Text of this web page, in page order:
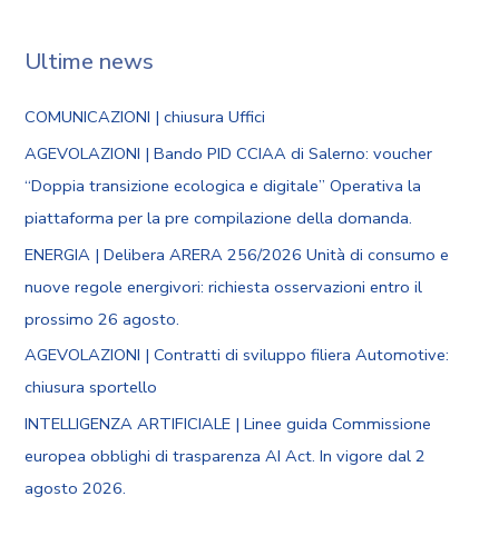
Ultime news
COMUNICAZIONI | chiusura Uffici
AGEVOLAZIONI | Bando PID CCIAA di Salerno: voucher
“Doppia transizione ecologica e digitale” Operativa la
piattaforma per la pre compilazione della domanda.
ENERGIA | Delibera ARERA 256/2026 Unità di consumo e
nuove regole energivori: richiesta osservazioni entro il
prossimo 26 agosto.
AGEVOLAZIONI | Contratti di sviluppo filiera Automotive:
chiusura sportello
INTELLIGENZA ARTIFICIALE | Linee guida Commissione
europea obblighi di trasparenza AI Act. In vigore dal 2
agosto 2026.